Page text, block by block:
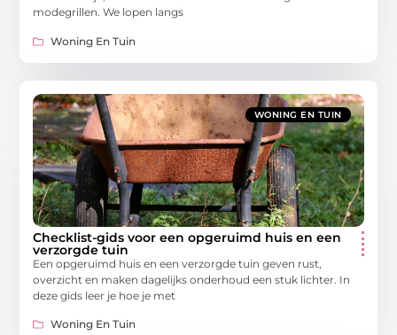
modegrillen. We lopen langs
Woning En Tuin
WONING EN TUIN
Checklist-gids voor een opgeruimd huis en een
verzorgde tuin
Een opgeruimd huis en een verzorgde tuin geven rust,
overzicht en maken dagelijks onderhoud een stuk lichter. In
deze gids leer je hoe je met
Woning En Tuin